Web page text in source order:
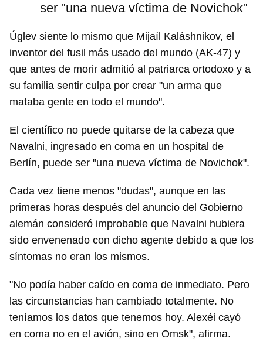
ser "una nueva víctima de Novichok"
Úglev siente lo mismo que Mijaíl Kaláshnikov, el
inventor del fusil más usado del mundo (AK-47) y
que antes de morir admitió al patriarca ortodoxo y a
su familia sentir culpa por crear "un arma que
mataba gente en todo el mundo".
El científico no puede quitarse de la cabeza que
Navalni, ingresado en coma en un hospital de
Berlín, puede ser "una nueva víctima de Novichok".
Cada vez tiene menos "dudas", aunque en las
primeras horas después del anuncio del Gobierno
alemán consideró improbable que Navalni hubiera
sido envenenado con dicho agente debido a que los
síntomas no eran los mismos.
"No podía haber caído en coma de inmediato. Pero
las circunstancias han cambiado totalmente. No
teníamos los datos que tenemos hoy. Alexéi cayó
en coma no en el avión, sino en Omsk", afirma.